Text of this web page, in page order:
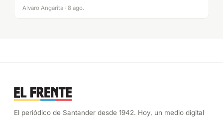
Alvaro Angarita · 8 ago.
El periódico de Santander desde 1942. Hoy, un medio digital